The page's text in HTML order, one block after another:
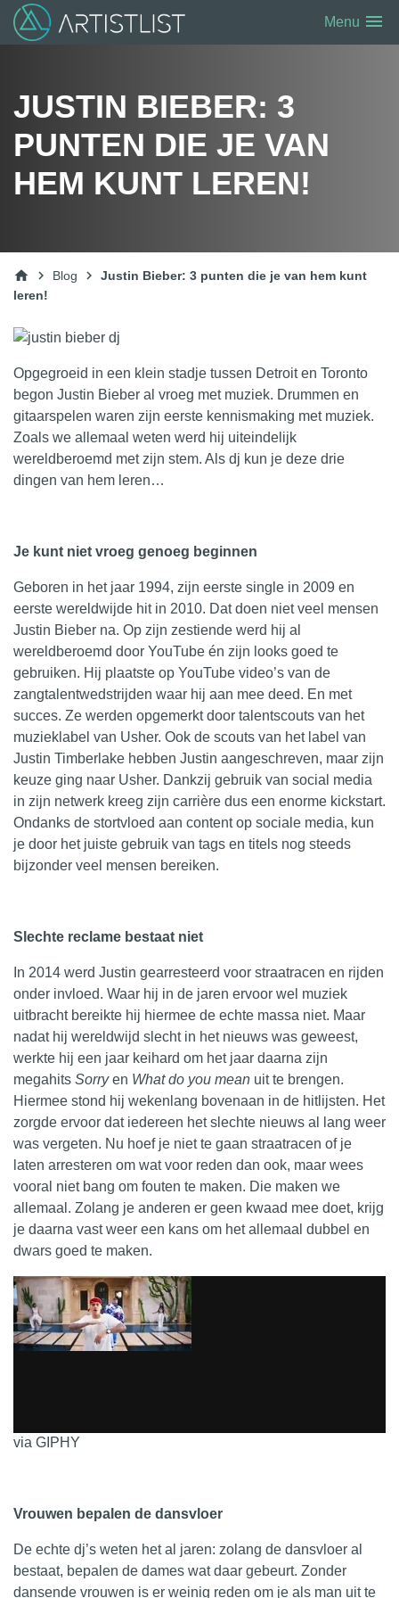
Menu menu
JUSTIN BIEBER: 3
PUNTEN DIE JE VAN
HEM KUNT LEREN!
home chevron_right Blog chevron_right
Justin Bieber: 3 punten die je van hem kunt
leren!
Opgegroeid in een klein stadje tussen Detroit en Toronto
begon Justin Bieber al vroeg met muziek. Drummen en
gitaarspelen waren zijn eerste kennismaking met muziek.
Zoals we allemaal weten werd hij uiteindelijk
wereldberoemd met zijn stem. Als dj kun je deze drie
dingen van hem leren…
Je kunt niet vroeg genoeg beginnen
Geboren in het jaar 1994, zijn eerste single in 2009 en
eerste wereldwijde hit in 2010. Dat doen niet veel mensen
Justin Bieber na. Op zijn zestiende werd hij al
wereldberoemd door YouTube én zijn looks goed te
gebruiken. Hij plaatste op YouTube video’s van de
zangtalentwedstrijden waar hij aan mee deed. En met
succes. Ze werden opgemerkt door talentscouts van het
muzieklabel van Usher. Ook de scouts van het label van
Justin Timberlake hebben Justin aangeschreven, maar zijn
keuze ging naar Usher. Dankzij gebruik van social media
in zijn netwerk kreeg zijn carrière dus een enorme kickstart.
Ondanks de stortvloed aan content op sociale media, kun
je door het juiste gebruik van tags en titels nog steeds
bijzonder veel mensen bereiken.
Slechte reclame bestaat niet
In 2014 werd Justin gearresteerd voor straatracen en rijden
onder invloed. Waar hij in de jaren ervoor wel muziek
uitbracht bereikte hij hiermee de echte massa niet. Maar
nadat hij wereldwijd slecht in het nieuws was geweest,
werkte hij een jaar keihard om het jaar daarna zijn
megahits Sorryen What do you mean uit te brengen.
Hiermee stond hij wekenlang bovenaan in de hitlijsten. Het
zorgde ervoor dat iedereen het slechte nieuws al lang weer
was vergeten. Nu hoef je niet te gaan straatracen of je
laten arresteren om wat voor reden dan ook, maar wees
vooral niet bang om fouten te maken. Die maken we
allemaal. Zolang je anderen er geen kwaad mee doet, krijg
je daarna vast weer een kans om het allemaal dubbel en
dwars goed te maken.
via GIPHY
Vrouwen bepalen de dansvloer
De echte dj’s weten het al jaren: zolang de dansvloer al
bestaat, bepalen de dames wat daar gebeurt. Zonder
dansende vrouwen is er weinig reden om je als man uit te